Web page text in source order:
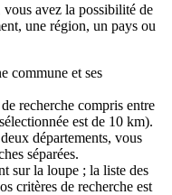
avez la possibilité de
une région, un pays ou
commune et ses
recherche compris entre
est de 10 km).
départements, vous
séparées.
sur la loupe ; la liste des
critères de recherche est